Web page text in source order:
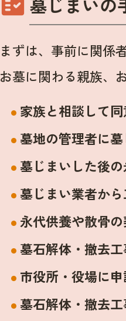
まずは、事前に関係
お墓に関わる親族、
家族と相談して
墓地の管理者に
墓じまいした後
墓じまい業者か
永代供養や散骨
墓石解体・撤去
市役所・役場に
墓石解体・撤去